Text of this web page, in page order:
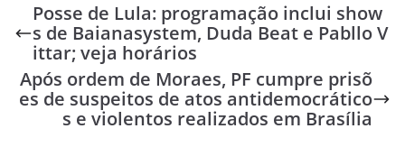
Posse de Lula: programação inclui show
s de Baianasystem, Duda Beat e Pabllo V
ittar; veja horários
Após ordem de Moraes, PF cumpre prisõ
es de suspeitos de atos antidemocrático
s e violentos realizados em Brasília